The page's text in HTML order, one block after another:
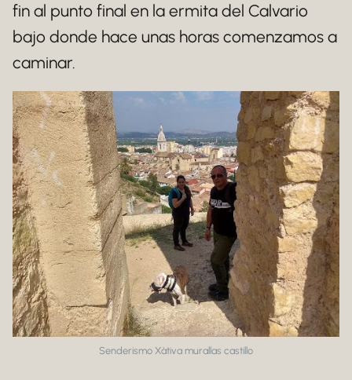
fin al punto final en la ermita del Calvario
bajo donde hace unas horas comenzamos a
caminar.
Senderismo Xàtiva murallas castillo